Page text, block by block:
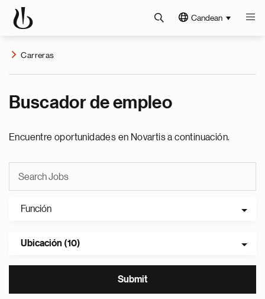
Candean
Carreras
Buscador de empleo
Encuentre oportunidades en Novartis a continuación.
Función
Ubicación (10)